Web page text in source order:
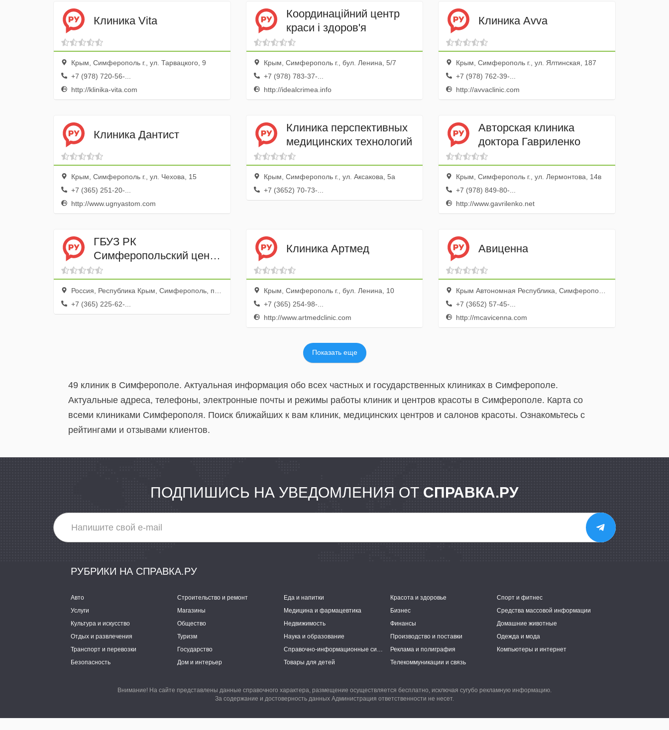
Клиника Vita
Крым, Симферополь г., ул. Тарвацкого, 9
+7 (978) 720-56-...
http://klinika-vita.com
Координаційний центр
краси і здоров'я
Крым, Симферополь г., бул. Ленина, 5/7
+7 (978) 783-37-...
http://idealcrimea.info
Клиника Avva
Крым, Симферополь г., ул. Ялтинская, 187
+7 (978) 762-39-...
http://avvaclinic.com
Клиника Дантист
Крым, Симферополь г., ул. Чехова, 15
+7 (365) 251-20-...
http://www.ugnyastom.com
Клиника перспективных
медицинских технологий
Крым, Симферополь г., ул. Аксакова, 5а
+7 (3652) 70-73-...
Авторская клиника
доктора Гавриленко
Крым, Симферополь г., ул. Лермонтова, 14в
+7 (978) 849-80-...
http://www.gavrilenko.net
ГБУЗ РК
Симферопольский центр
паллиотивной
медицинской помощи
Россия, Республика Крым, Симферополь, проспект Кирова, 72/1
+7 (365) 225-62-...
Клиника Артмед
Крым, Симферополь г., бул. Ленина, 10
+7 (365) 254-98-...
http://www.artmedclinic.com
Авиценна
Крым Автономная Республика, Симферополь, проспект Победы, 33а
+7 (3652) 57-45-...
http://mcavicenna.com
Показать еще
49 клиник в Симферополе. Актуальная информация обо всех частных и государственных клиниках в Симферополе.
Актуальные адреса, телефоны, электронные почты и режимы работы клиник и центров красоты в Симферополе. Карта со
всеми клиниками Симферополя. Поиск ближайших к вам клиник, медицинских центров и салонов красоты. Ознакомьтесь с
рейтингами и отзывами клиентов.
ПОДПИШИСЬ НА УВЕДОМЛЕНИЯ ОТ СПРАВКА.РУ
РУБРИКИ НА СПРАВКА.РУ
Авто Строительство и ремонт Еда и напитки Красота и здоровье
Спорт и фитнес
Услуги
Магазины Медицина и фармацевтика Бизнес
Средства массовой информации
Культура и искусство
Общество Недвижимость Финансы
Домашние животные
Отдых и развлечения
Туризм Наука и образование Производство и поставки
Одежда и мода
Транспорт и перевозки
Государство Справочно-информационные системы Реклама и полиграфия
Компьютеры и интернет
Безопасность
Дом и интерьер Товары для детей Телекоммуникации и связь
Внимание! На сайте представлены данные справочного характера, размещение осуществляется бесплатно, исключая сугубо рекламную информацию.
За содержание и достоверность данных Администрация ответственности не несет.